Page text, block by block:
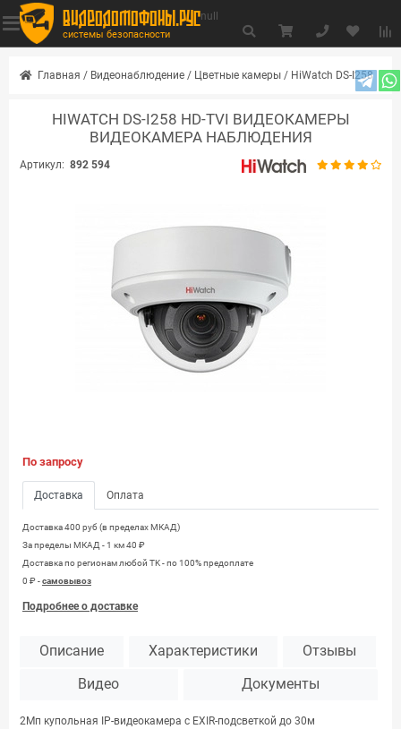
видеодомофоны.рус
системы безопасности
null
Главная / Видеонаблюдение / Цветные камеры / HiWatch DS-I258
HIWATCH DS-I258 HD-TVI ВИДЕОКАМЕРЫ
ВИДЕОКАМЕРА НАБЛЮДЕНИЯ
Артикул: 892 594
По запросу
Доставка Оплата
Доставка 400 руб (в пределах МКАД)
За пределы МКАД - 1 км 40 ₽
Доставка по регионам любой TK - по 100% предоплате
0 ₽ -самовывоз
Подробнее о доставке
Описание Характеристики Отзывы
Видео Документы
2Мп купольная IP-видеокамера с EXIR-подсветкой до 30м